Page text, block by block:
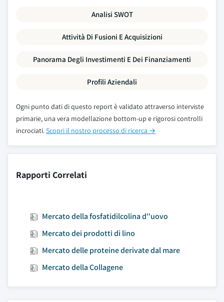
Analisi SWOT
Attività Di Fusioni E Acquisizioni
Panorama Degli Investimenti E Dei Finanziamenti
Profili Aziendali
Ogni punto dati di questo report è validato attraverso interviste
primarie, una vera modellazione bottom-up e rigorosi controlli
incrociati.Scopri il nostro processo di ricerca →
Rapporti Correlati
Mercato della fosfatidilcolina d''uovo
Mercato dei prodotti di lino
Mercato delle proteine derivate dal mare
Mercato della Collagene